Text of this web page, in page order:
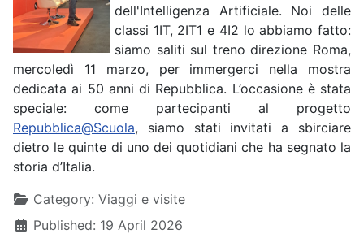
dell'Intelligenza Artificiale. Noi delle
classi 1IT, 2IT1 e 4I2 lo abbiamo fatto:
siamo saliti sul treno direzione Roma,
mercoledì 11 marzo, per immergerci nella mostra
dedicata ai 50 anni di Repubblica. L’occasione è stata
speciale: come partecipanti al progetto
Repubblica@Scuola, siamo stati invitati a sbirciare
dietro le quinte di uno dei quotidiani che ha segnato la
storia d’Italia.
DetailsCategory: Viaggi e visite
Published: 19 April 2026